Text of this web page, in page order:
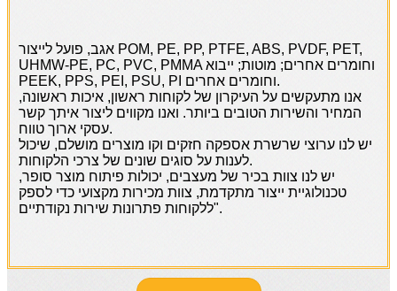
אגב, פועל לייצור POM, PE, PP, PTFE, ABS, PVDF, PET,
UHMW-PE, PC, PVC, PMMA וחומרים אחרים; מוטות; ייבוא ​​
PEEK, PPS, PEI, PSU, PI וחומרים אחרים.
אנו מתעקשים על העיקרון של לקוחות ראשון, איכות ראשונה,
המחיר והשירות הטובים ביותר. ואנו מקווים ליצור איתך קשר
עסקי ארוך טווח.
יש לנו ערוצי שרשרת אספקה ​​חזקים וקו מוצרים מושלם, שיכול
לענות על סוגים שונים של צרכי הלקוחות.
יש לנו צוות בכיר של מעצבים, יכולות פיתוח מוצר סופר,
טכנולוגיית ייצור מתקדמת, צוות מכירות מקצועי כדי לספק
ללקוחות פתרונות שירות נקודתיים".